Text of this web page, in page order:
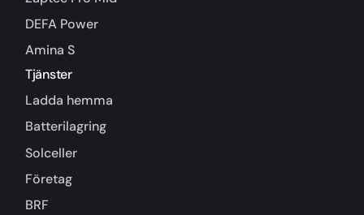
DEFA Power
Amina S
Tjänster
Ladda hemma
Batterilagring
Solceller
Företag
BRF